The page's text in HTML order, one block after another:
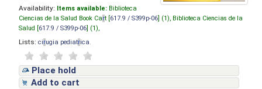
Availability: Items available: Biblioteca
Ciencias de la Salud Book Cart [ 617.9 / S399p-06 ] (1), Biblioteca Ciencias de la
Salud [ 617.9 / S399p-06 ] (1),
Lists: cirugia pediatrica
Place hold
Add to cart